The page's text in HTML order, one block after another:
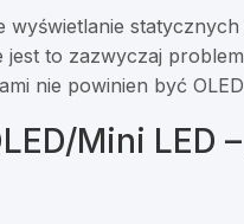
wyświetlanie
to zazwyczaj
nie powinien być
Mini LED